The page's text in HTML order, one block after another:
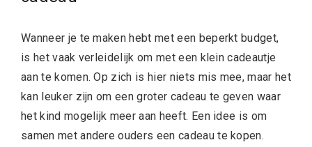
Wanneer je te maken hebt met een beperkt budget,
is het vaak verleidelijk om met een klein cadeautje
aan te komen. Op zich is hier niets mis mee, maar het
kan leuker zijn om een groter cadeau te geven waar
het kind mogelijk meer aan heeft. Een idee is om
samen met andere ouders een cadeau te kopen.